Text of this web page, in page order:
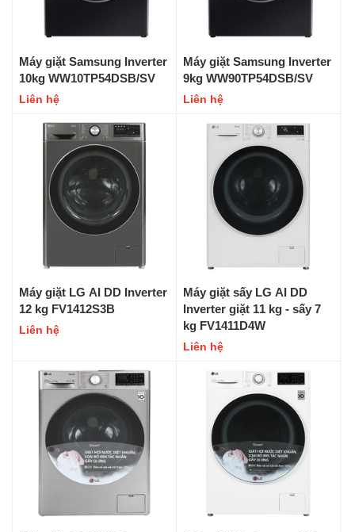
Máy giặt Samsung Inverter
10kg WW10TP54DSB/SV
Liên hệ
Máy giặt Samsung Inverter
9kg WW90TP54DSB/SV
Liên hệ
Máy giặt LG AI DD Inverter
12 kg FV1412S3B
Liên hệ
Máy giặt sấy LG AI DD
Inverter giặt 11 kg - sấy 7
kg FV1411D4W
Liên hệ